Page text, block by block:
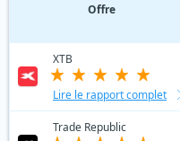
Offre
XTB
Lire le rapport complet
Trade Republic